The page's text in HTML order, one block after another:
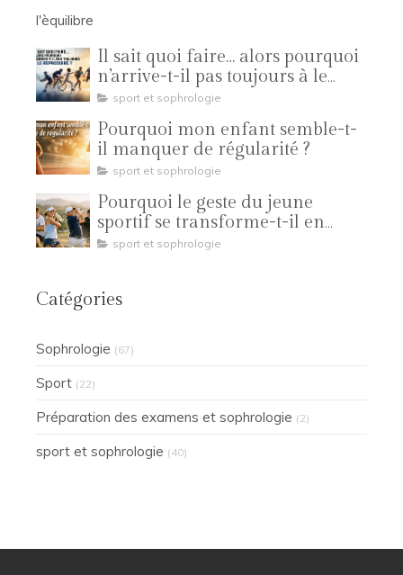
l'èquilibre
Il sait quoi faire… alors pourquoi
n’arrive-t-il pas toujours à le
reproduire ?
sport et sophrologie
Pourquoi mon enfant semble-t-
il manquer de régularité ?
sport et sophrologie
Pourquoi le geste du jeune
sportif se transforme-t-il en
compétition ?
sport et sophrologie
Catégories
Sophrologie (67)
Sport (22)
Préparation des examens et sophrologie (2)
sport et sophrologie (40)